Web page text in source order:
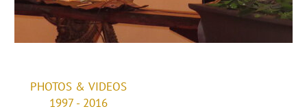
PHOTOS & VIDEOS
1997 - 2016